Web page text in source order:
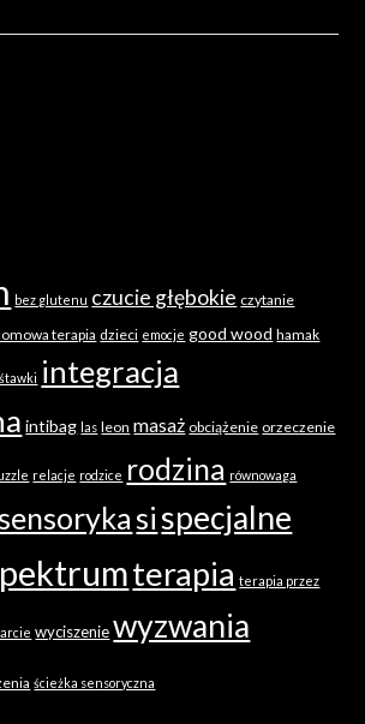
bez glutenu czucie głębokie czytanie
terapia dzieci emocje good wood hamak
integracja
intibag las leon masaż obciążenie orzeczenie
relacje rodzice rodzina równowaga
sensoryka sispecjalne
terapia terapia przez
wyciszenie wyzwania
ścieżka sensoryczna